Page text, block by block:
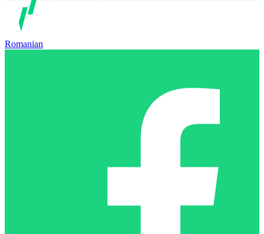
Romanian